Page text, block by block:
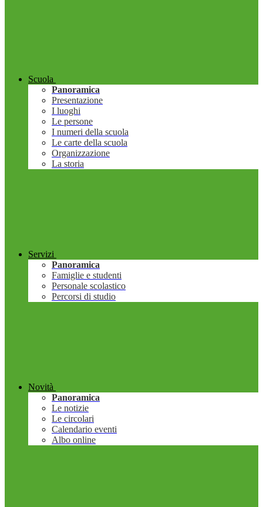
Scuola
Panoramica
Presentazione
I luoghi
Le persone
I numeri della scuola
Le carte della scuola
Organizzazione
La storia
Servizi
Panoramica
Famiglie e studenti
Personale scolastico
Percorsi di studio
Novità
Panoramica
Le notizie
Le circolari
Calendario eventi
Albo online